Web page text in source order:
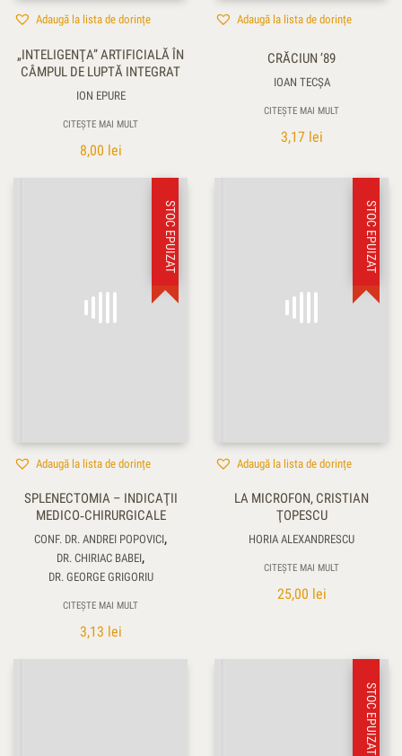
Adaugă la lista de dorințe
„INTELIGENŢA” ARTIFICIALĂ ÎN
CÂMPUL DE LUPTĂ INTEGRAT
ION EPURE
CITEȘTE MAI MULT
8,00 lei
Adaugă la lista de dorințe
CRĂCIUN ’89
IOAN TECŞA
CITEȘTE MAI MULT
3,17 lei
STOC EPUIZAT
Adaugă la lista de dorințe
SPLENECTOMIA – INDICAŢII
MEDICO‑CHIRURGICALE
CONF. DR. ANDREI POPOVICI,
DR. CHIRIAC BABEI,
DR. GEORGE GRIGORIU
CITEȘTE MAI MULT
3,13 lei
STOC EPUIZAT
Adaugă la lista de dorințe
LA MICROFON, CRISTIAN
ŢOPESCU
HORIA ALEXANDRESCU
CITEȘTE MAI MULT
25,00 lei
STOC EPUIZAT